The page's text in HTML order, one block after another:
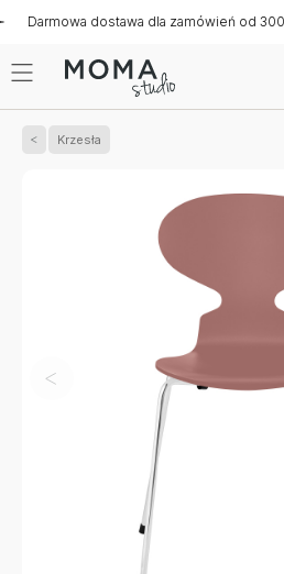
dostawa dla zamówień od 300 zł
Krzesła